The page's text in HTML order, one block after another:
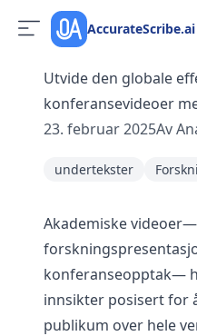
AccurateScribe.ai
Utvide den globale
konferansevideoer
23. februar 2025Av
undertekster
Akademiske
konferanseopptak—
innsikter posisert for
publikum over hele